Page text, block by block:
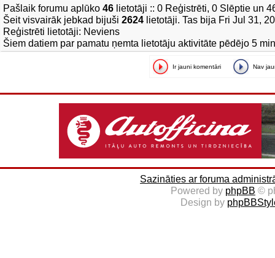
Pašlaik forumu aplūko 46 lietotāji :: 0 Reģistrēti, 0 Slēptie un
Šeit visvairāk jebkad bijuši 2624 lietotāji. Tas bija Fri Jul 31,
Reģistrēti lietotāji: Neviens
Šiem datiem par pamatu ņemta lietotāju aktivitāte pēdējo 5
Ir jauni komentāri Nav
Sazināties ar foruma
Powered by phpBB ©
Design by